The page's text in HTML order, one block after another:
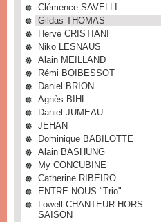
Clémence SAVELLI
Gildas THOMAS
Hervé CRISTIANI
Niko LESNAUS
Alain MEILLAND
Rémi BOIBESSOT
Daniel BRION
Agnès BIHL
Daniel JUMEAU
JEHAN
Dominique BABILOTTE
Alain BASHUNG
My CONCUBINE
Catherine RIBEIRO
ENTRE NOUS "Trio"
Lowell CHANTEUR HORS
SAISON